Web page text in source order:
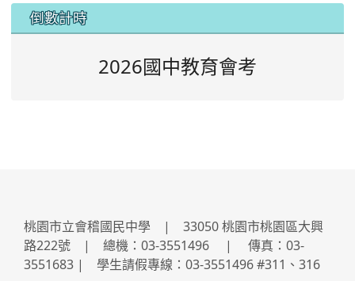
::: 倒數計時
2026國中教育會考
桃園市立會稽國民中學 | 33050 桃園市桃園區大興
路222號 | 總機：03-3551496 | 傳真：03-
3551683 | 學生請假專線：03-3551496 #311、316